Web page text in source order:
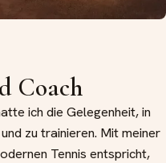
Coach
ich die Gelegenheit, in
zu trainieren. Mit meiner
Tennis entspricht,